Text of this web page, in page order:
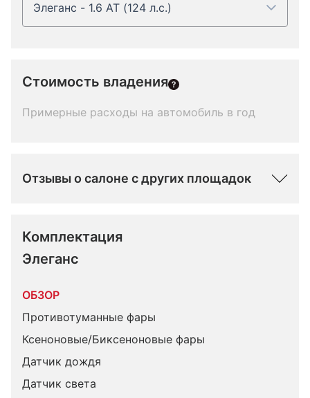
Элеганс - 1.6 AT (124 л.с.)
Стоимость владения
Примерные расходы на автомобиль в год
Отзывы о салоне с других площадок
Комплектация
Элеганс
ОБЗОР
Противотуманные фары
Ксеноновые/Биксеноновые фары
Датчик дождя
Датчик света